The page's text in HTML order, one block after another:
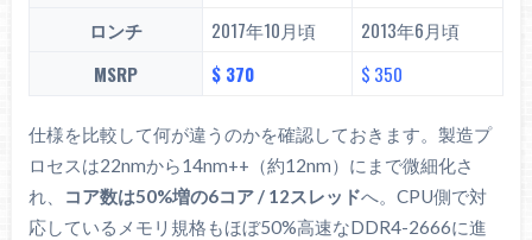
ロンチ
2017年10月頃
2013年6月頃
MSRP
$ 370 $ 350
仕様を比較して何が違うのかを確認しておきます。製造プ
ロセスは22nmから14nm++（約12nm）にまで微細化さ
れ、
コア数は50%増の6コア / 12スレッドへ。CPU側で対
応しているメモリ規格もほぼ50%高速なDDR4-2666に進